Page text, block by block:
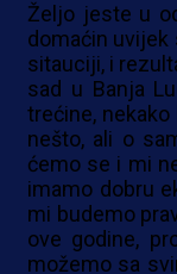
Željo jeste u
domaćin uvijek
sitauciji, i
sad u Banja
trećine,
nešto, ali o
ćemo se i mi
imamo dobru
mi budemo
ove godine,
možemo sa